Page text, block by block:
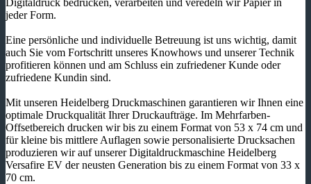
jeder Form.
Eine persönliche und individuelle Betreuung ist uns wichtig, damit
auch Sie vom Fortschritt unseres Knowhows und unserer Technik
profitieren können und am Schluss ein zufriedener Kunde oder
zufriedene Kundin sind.
Mit unseren Heidelberg Druckmaschinen garantieren wir Ihnen eine
optimale Druckqualität Ihrer Druckaufträge. Im Mehrfarben-
Offsetbereich drucken wir bis zu einem Format von 53 x 74 cm und
für kleine bis mittlere Auflagen sowie personalisierte Drucksachen
produzieren wir auf unserer Digitaldruckmaschine Heidelberg
Versafire EV der neusten Generation bis zu einem Format von 33 x
70 cm.